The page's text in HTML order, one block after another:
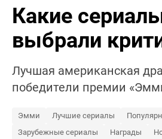
Какие
выбрали
Лучшая американская
победители премии
Эмми Лучшие сериалы
Зарубежные сериалы
Награды